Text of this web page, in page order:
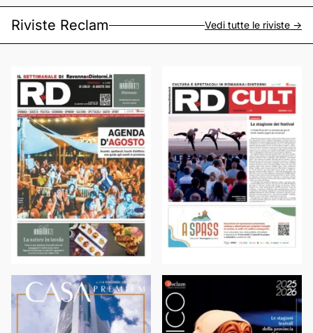
Riviste Reclam Vedi tutte le riviste ->